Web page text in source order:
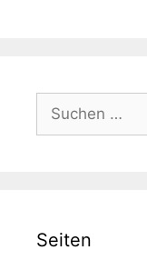
nach:
Seiten